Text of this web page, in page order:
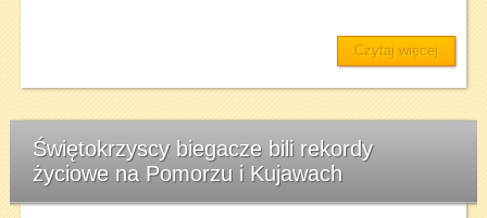
Czytaj więcej
Świętokrzyscy biegacze bili rekordy
życiowe na Pomorzu i Kujawach